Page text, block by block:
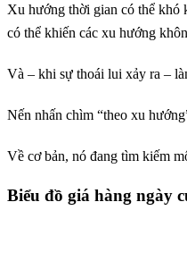
Xu hướng thời gian có thể khó
có thể khiến các xu hướng
Và – khi sự thoái lui xảy ra –
Nến nhấn chìm “theo xu
Về cơ bản, nó đang tìm kiếm
Biểu đồ giá hàng ngày